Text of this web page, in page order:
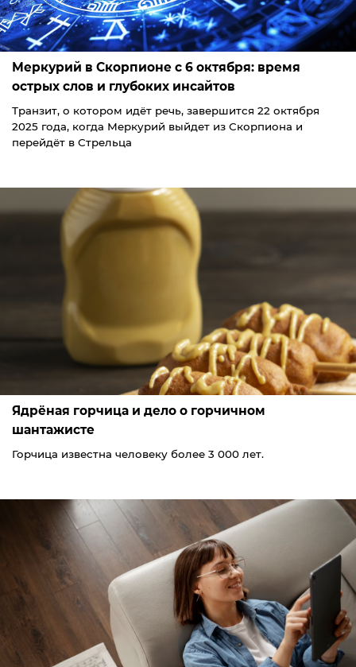
Меркурий в Скорпионе с 6 октября: время
острых слов и глубоких инсайтов
Транзит, о котором идёт речь, завершится 22 октября
2025 года, когда Меркурий выйдет из Скорпиона и
перейдёт в Стрельца
Ядрёная горчица и дело о горчичном
шантажисте
Горчица известна человеку более 3 000 лет.